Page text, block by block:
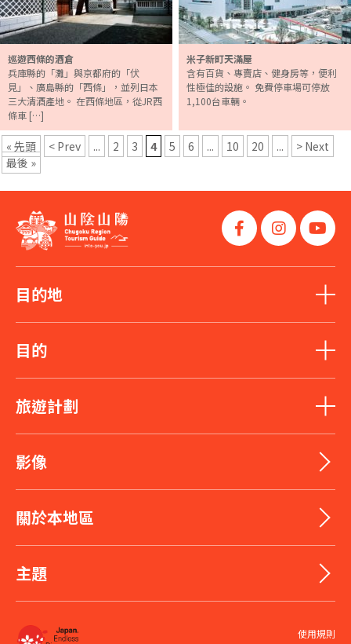
巡遊西條的酒倉
兵庫縣的「灘」與京都府的「伏
見」、廣島縣的「西條」，並列日本
三大清酒產地。 在西條地區，從JR西
條車 […]
米子新町天滿屋
含有百貨、專賣店、健身房等，便利
性極佳的設施。 免費停車場可停放
1,100台車輛。
« 先頭 < Prev ... 2 3 4 5 6 ... 10 20 ...
> Next
最後 »
目的地
目的
旅遊計劃
影像
關於本地區
主題
使用規則